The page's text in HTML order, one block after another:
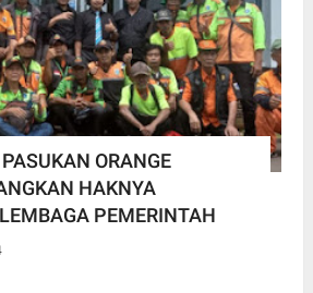
ORANGE
HAKNYA
PEMERINTAH